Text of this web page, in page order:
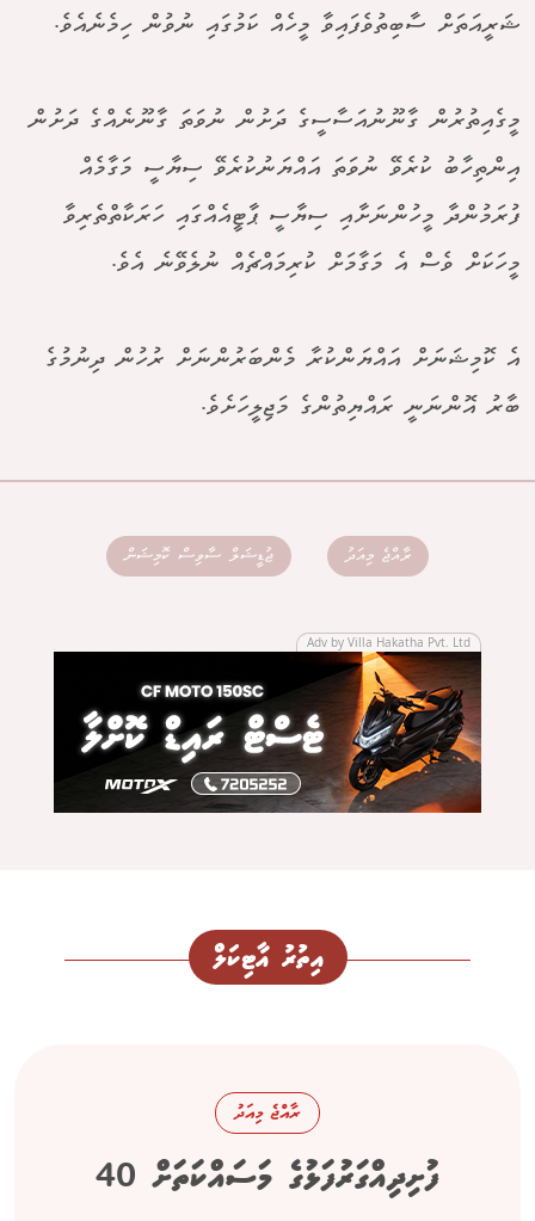
ޝަރީއަތަށް ސާބިތުވެފައިވާ މީހެއް ކަމުގައި ނުވުން ހިމެނެއެވެ.
މީގެއިތުރުން ގާނޫނުއަސާސީގެ ދަށުން ނުވަތަ ގާނޫނެއްގެ ދަށުން
އިންތިހާބު ކުރެވޭ ނުވަތަ އައްޔަނުކުރެވޭ ސިޔާސީ މަގާމެއް
ފުރަމުންދާ މީހުންނަށާއި ސިޔާސީ ޕާޓީއެއްގައި ހަރަކާތްތެރިވާ
މީހަކަށް ވެސް އެ މަގާމަށް ކުރިމައްޗެއް ނުލެވޭނެ އެވެ.
އެ ކޮމިޝަނަށް އައްޔަންކުރާ މެންބަރުންނަށް ރުހުން ދިނުމުގެ
ބާރު އޮންނަނީ ރައްޔިތުންގެ މަޖިލީހަށެވެ.
ރާއްޖެ މިއަދު ޖުޑީޝަލް ސާވިސް ކޮމިޝަން
Adv by Villa Hakatha Pvt. Ltd
އިތުރު އާޓިކަލް
ރާއްޖެ މިއަދު
ފުށިދިއްގަރުފަޅުގެ މަސައްކަތަށް 40